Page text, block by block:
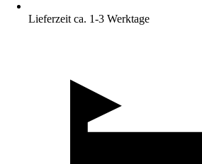
Lieferzeit ca. 1-3 Werktage